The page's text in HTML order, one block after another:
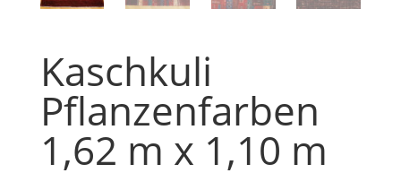
Kaschkuli
Pflanzenfarben
1,62 m x 1,10 m